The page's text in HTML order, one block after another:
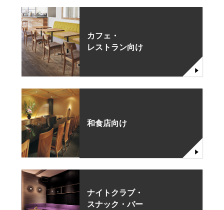
カフェ・
レストラン向け
和食店向け
ナイトクラブ・
スナック・バー